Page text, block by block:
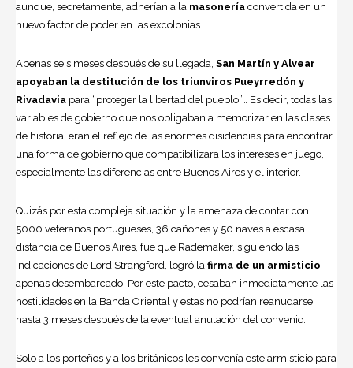
aunque, secretamente, adherían a la masonería convertida en un
nuevo factor de poder en las excolonias.
Apenas seis meses después de su llegada, San Martín y Alvear
apoyaban la destitución de los triunviros Pueyrredón y
Rivadavia para “proteger la libertad del pueblo”… Es decir, todas las
variables de gobierno que nos obligaban a memorizar en las clases
de historia, eran el reflejo de las enormes disidencias para encontrar
una forma de gobierno que compatibilizara los intereses en juego,
especialmente las diferencias entre Buenos Aires y el interior.
Quizás por esta compleja situación y la amenaza de contar con
5000 veteranos portugueses, 36 cañones y 50 naves a escasa
distancia de Buenos Aires, fue que Rademaker, siguiendo las
indicaciones de Lord Strangford, logró la firma de un armisticio
apenas desembarcado. Por este pacto, cesaban inmediatamente las
hostilidades en la Banda Oriental y estas no podrían reanudarse
hasta 3 meses después de la eventual anulación del convenio.
Solo a los porteños y a los británicos les convenía este armisticio para